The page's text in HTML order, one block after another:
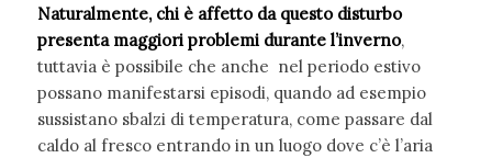
Naturalmente, chi è affetto da questo disturbo
presenta maggiori problemi durante l’inverno,
tuttavia è possibile che anche nel periodo estivo
possano manifestarsi episodi, quando ad esempio
sussistano sbalzi di temperatura, come passare dal
caldo al fresco entrando in un luogo dove c’è l’aria